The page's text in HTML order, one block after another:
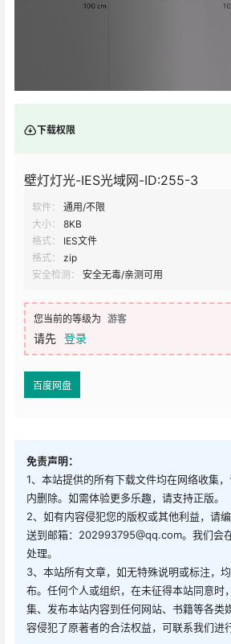
下载权限
壁灯灯光-IES光域网-ID:255-3
软件：
通用/不限
大小：
8KB
格式：
IES文件
格式：
zip
安全检测：
安全无毒/亲测可用
您当前的等级为 游客
请先 登录
百度网盘
免责声明：
1、本站提供的所有下载文件均在网络收集
内删除。如需体验更多乐趣，请支持正版。
2、如有内容侵犯您的版权或其他利益，请
送到邮箱：202993795@qq.com。我们会
处理。
3、本站所有文章，如无特殊说明或标注，
布。任何个人或组织，在未征得本站同意时
集、发布本站内容到任何网站、书籍等各类
容侵犯了原著者的合法权益，可联系我们进